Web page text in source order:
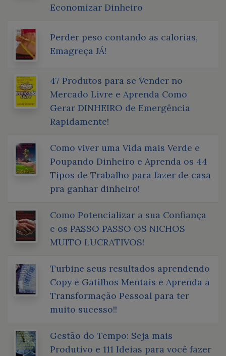
Economizar Dinheiro
Perder peso contando as calorias,
Emagreça JÁ!
47 Produtos para se Vender no
Mercado Livre e Aprenda Como
Gerar DINHEIRO de Emergência
Rapidamente!
Como viver uma Vida mais Verde e
Poupando Dinheiro e Aprenda os 44
Tipos de Trabalho para fazer de casa
pra ganhar dinheiro!
Como Potencializar a sua Confiança
e os PASSO PASSO OS NICHOS
MUITO LUCRATIVOS!
Turbine seus resultados aprendendo
Copy e Gatilhos Mentais e Aprenda a
Transformação Pessoal para ter
muito sucesso!!
Gestão do Tempo: Seja mais
Produtivo e 111 Ideias para você fazer